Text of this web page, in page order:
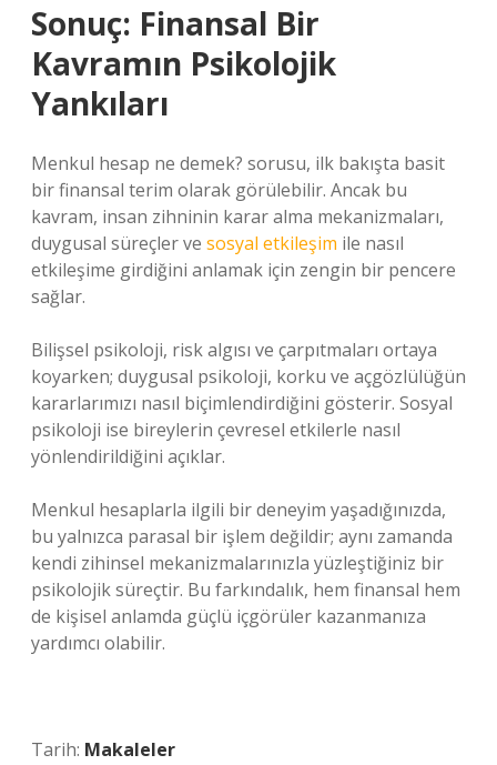
Sonuç: Finansal Bir
Kavramın Psikolojik
Yankıları
Menkul hesap ne demek? sorusu, ilk bakışta basit
bir finansal terim olarak görülebilir. Ancak bu
kavram, insan zihninin karar alma mekanizmaları,
duygusal süreçler ve sosyal etkileşim ile nasıl
etkileşime girdiğini anlamak için zengin bir pencere
sağlar.
Bilişsel psikoloji, risk algısı ve çarpıtmaları ortaya
koyarken; duygusal psikoloji, korku ve açgözlülüğün
kararlarımızı nasıl biçimlendirdiğini gösterir. Sosyal
psikoloji ise bireylerin çevresel etkilerle nasıl
yönlendirildiğini açıklar.
Menkul hesaplarla ilgili bir deneyim yaşadığınızda,
bu yalnızca parasal bir işlem değildir; aynı zamanda
kendi zihinsel mekanizmalarınızla yüzleştiğiniz bir
psikolojik süreçtir. Bu farkındalık, hem finansal hem
de kişisel anlamda güçlü içgörüler kazanmanıza
yardımcı olabilir.
Tarih: Makaleler